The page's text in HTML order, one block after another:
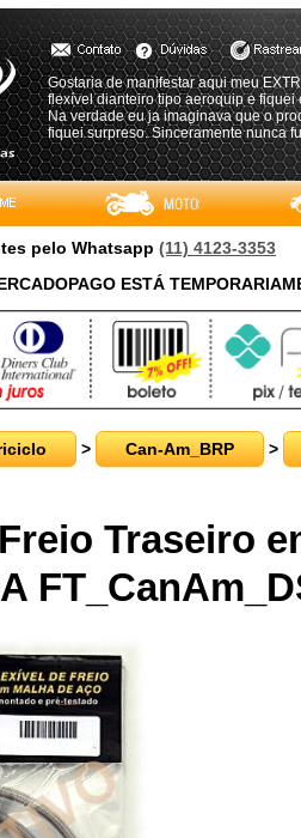
Gostaria de manifestar aqui meu
flexível dianteiro tipo aeroquip e
Na verdade eu ja imaginava que o
fiquei surpreso. Sinceramente nunca
pelo Whatsapp (11) 4123-3353
ESTÁ
> Can-Am_BRP >
Traseiro